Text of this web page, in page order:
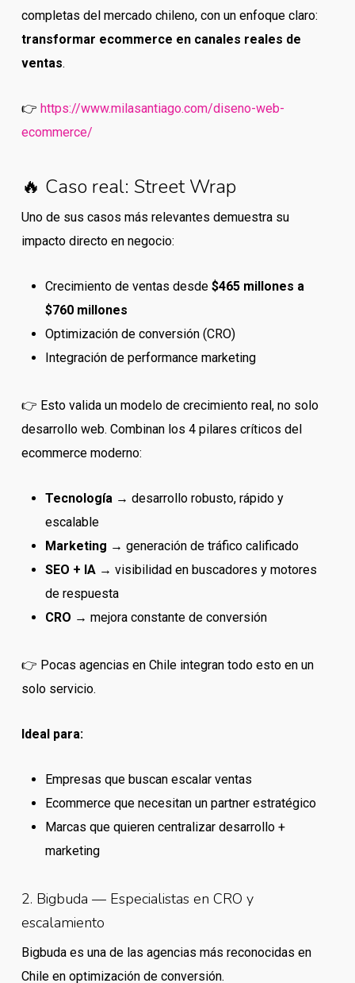
completas del mercado chileno, con un enfoque claro:
transformar ecommerce en canales reales de
ventas.
👉 https://www.milasantiago.com/diseno-web-
ecommerce/
🔥 Caso real: Street Wrap
Uno de sus casos más relevantes demuestra su
impacto directo en negocio:
Crecimiento de ventas desde $465 millones a
$760 millones
Optimización de conversión (CRO)
Integración de performance marketing
👉 Esto valida un modelo de crecimiento real, no solo
desarrollo web. Combinan los 4 pilares críticos del
ecommerce moderno:
Tecnología→ desarrollo robusto, rápido y
escalable
Marketing → generación de tráfico calificado
SEO + IA→ visibilidad en buscadores y motores
de respuesta
CRO → mejora constante de conversión
👉 Pocas agencias en Chile integran todo esto en un
solo servicio.
Ideal para:
Empresas que buscan escalar ventas
Ecommerce que necesitan un partner estratégico
Marcas que quieren centralizar desarrollo +
marketing
2. Bigbuda — Especialistas en CRO y
escalamiento
Bigbuda es una de las agencias más reconocidas en
Chile en optimización de conversión.